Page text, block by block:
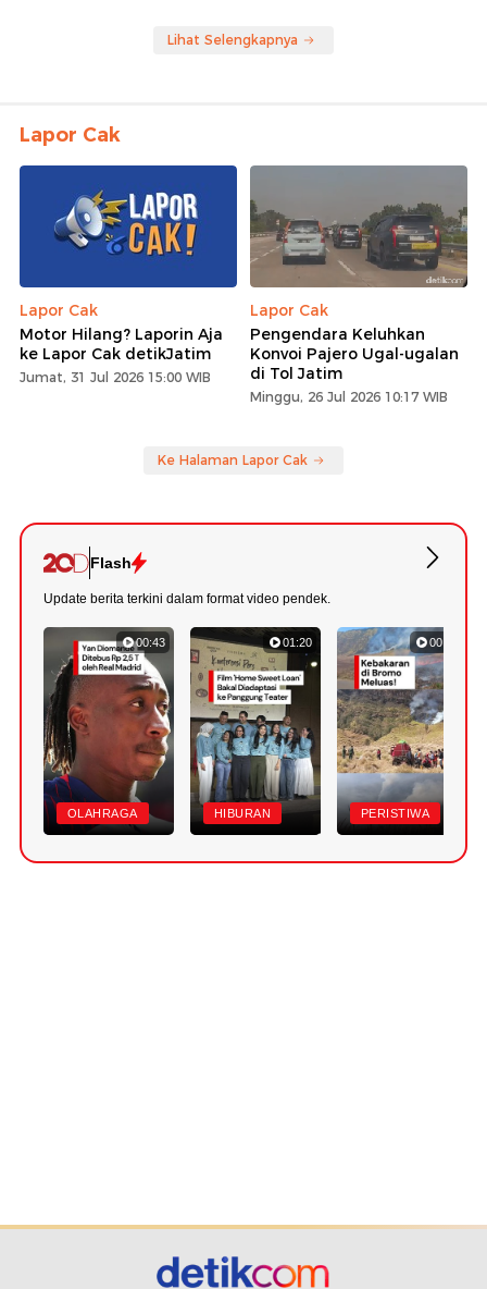
Lihat Selengkapnya
Lapor Cak
Lapor Cak
Motor Hilang? Laporin Aja
ke Lapor Cak detikJatim
Jumat, 31 Jul 2026 15:00 WIB
Lapor Cak
Pengendara Keluhkan
Konvoi Pajero Ugal-ugalan
di Tol Jatim
Minggu, 26 Jul 2026 10:17 WIB
Ke Halaman Lapor Cak
Flash
Update berita terkini dalam format video pendek.
00:43
OLAHRAGA
01:20
HIBURAN
00:53
PERISTIWA